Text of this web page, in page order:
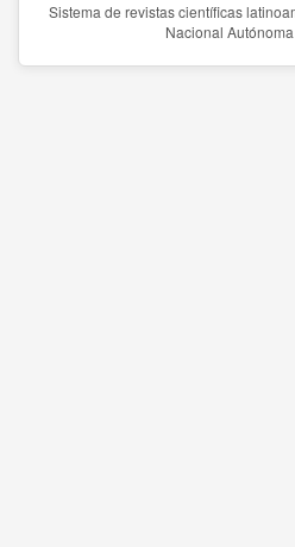
Sistema de revistas científicas
Nacional